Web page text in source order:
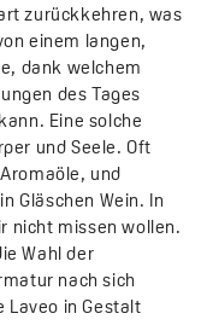
zurückkehren, was
einem langen,
dank welchem
des Tages
Eine solche
und Seele. Oft
und
Gläschen Wein. In
nicht missen wollen.
Wahl der
nach sich
Laveo in Gestalt